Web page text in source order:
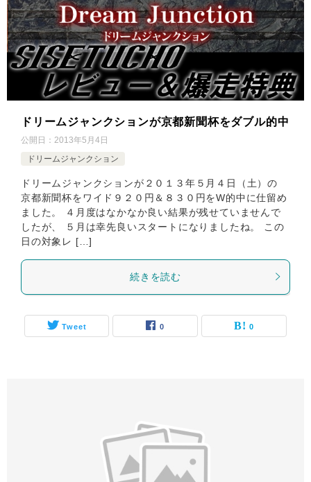
ドリームジャンクションが京都新聞杯をダブル的中
公開日： 2013年5月4日
ドリームジャンクション
ドリームジャンクションが２０１３年５月４日（土）の
京都新聞杯をワイド９２０円＆８３０円をW的中に仕留め
ました。 ４月度はなかなか良い結果が残せていませんで
したが、 ５月は幸先良いスタートになりましたね。 この
日の対象レ […]
続きを読む
Tweet 0 0